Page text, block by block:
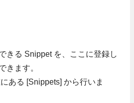
きる Snippet を、ここに登録し
きます。
ある [Snippets] から行いま